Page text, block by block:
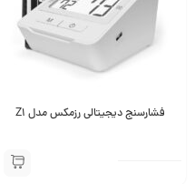
فشارسنج دیجیتالی رزمکس مدل Z1